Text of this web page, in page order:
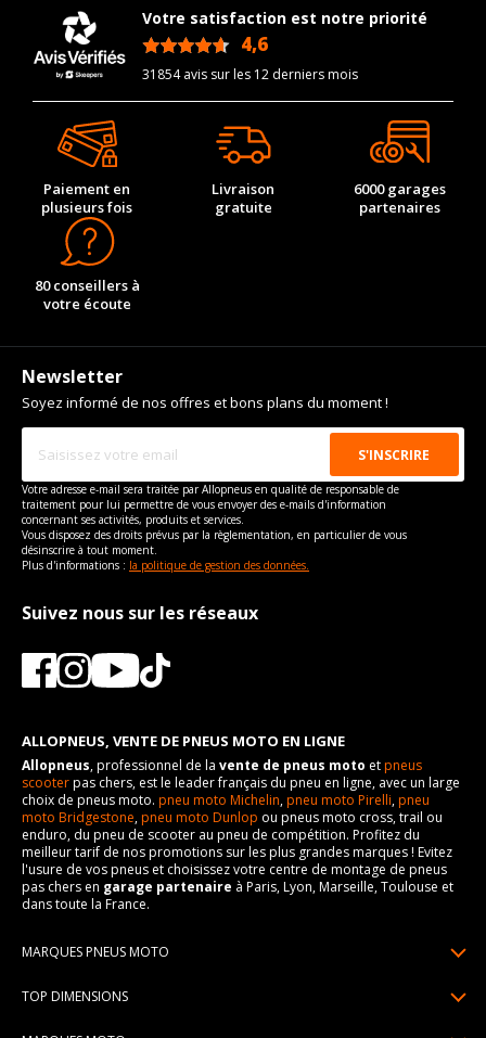
Votre satisfaction est notre priorité
4,6
31854 avis sur les 12 derniers mois
Paiement en
plusieurs fois
Livraison
gratuite
6000 garages
partenaires
80 conseillers à
votre écoute
Newsletter
Soyez informé de nos offres et bons plans du moment !
Votre adresse e-mail sera traitée par Allopneus en qualité de responsable de
traitement pour lui permettre de vous envoyer des e-mails d'information
concernant ses activités, produits et services.
Vous disposez des droits prévus par la règlementation, en particulier de vous
désinscrire à tout moment.
Plus d'informations : la politique de gestion des données.
Suivez nous sur les réseaux
ALLOPNEUS, VENTE DE PNEUS MOTO EN LIGNE
Allopneus, professionnel de la vente de pneus moto etpneus
scooterpas chers, est le leader français du pneu en ligne, avec un large
choix de pneus moto. pneu moto Michelin,pneu moto Pirelli,pneu
moto Bridgestone,pneu moto Dunlop ou pneus moto cross, trail ou
enduro, du pneu de scooter au pneu de compétition. Profitez du
meilleur tarif de nos promotions sur les plus grandes marques ! Evitez
l'usure de vos pneus et choisissez votre centre de montage de pneus
pas chers en garage partenaire à Paris, Lyon, Marseille, Toulouse et
dans toute la France.
MARQUES PNEUS MOTO
TOP DIMENSIONS